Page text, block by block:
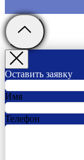
Оставить заявку
Имя
Телефон